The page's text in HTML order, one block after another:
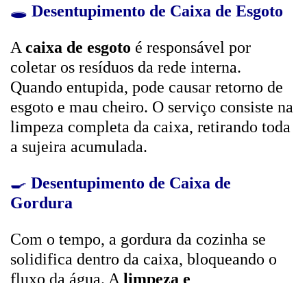
🕳️ Desentupimento de Caixa de Esgoto
A caixa de esgoto é responsável por
coletar os resíduos da rede interna.
Quando entupida, pode causar retorno de
esgoto e mau cheiro. O serviço consiste na
limpeza completa da caixa, retirando toda
a sujeira acumulada.
🍳 Desentupimento de Caixa de
Gordura
Com o tempo, a gordura da cozinha se
solidifica dentro da caixa, bloqueando o
fluxo da água. A limpeza e